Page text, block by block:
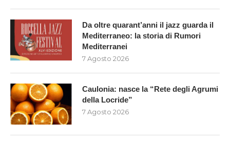
Da oltre quarant’anni il jazz guarda il
Mediterraneo: la storia di Rumori
Mediterranei
7 Agosto 2026
Caulonia: nasce la “Rete degli Agrumi
della Locride”
7 Agosto 2026